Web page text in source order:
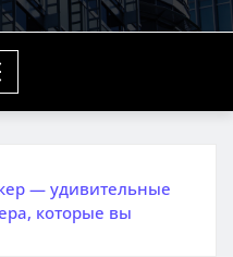
— удивительные
которые вы